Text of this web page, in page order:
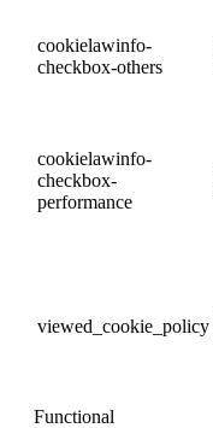
cookielawinfo-
checkbox-others
cookielawinfo-
checkbox-
performance
viewed_cookie_policy
Functional